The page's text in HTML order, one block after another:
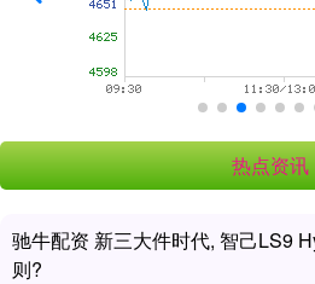
热点资讯
驰牛配资 新三大件时代, 智己LS9
则?